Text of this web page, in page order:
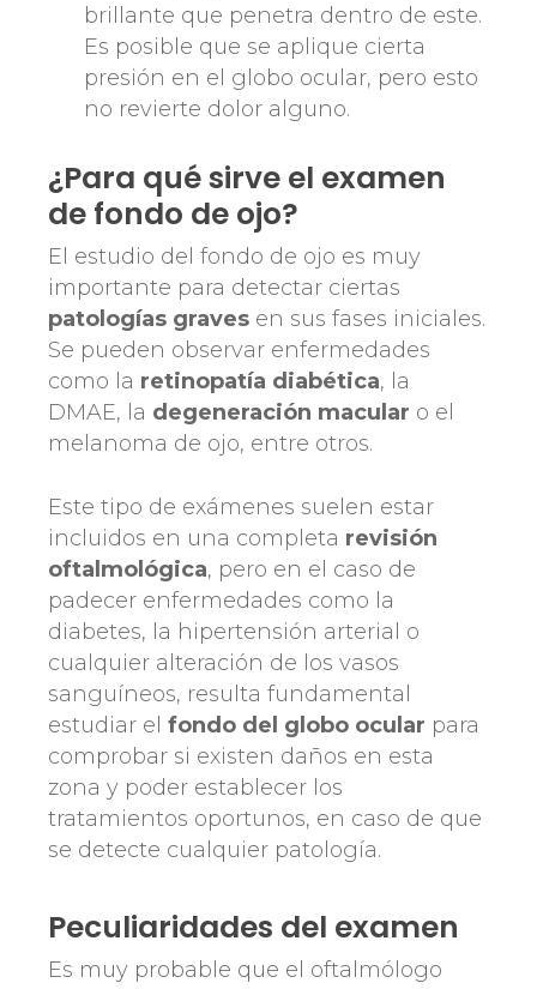
brillante que penetra dentro de este.
Es posible que se aplique cierta
presión en el globo ocular, pero esto
no revierte dolor alguno.
¿Para qué sirve el examen
de fondo de ojo?
El estudio del fondo de ojo es muy
importante para detectar ciertas
patologías graves en sus fases iniciales.
Se pueden observar enfermedades
como la retinopatía diabética, la
DMAE, la degeneración macular o el
melanoma de ojo, entre otros.
Este tipo de exámenes suelen estar
incluidos en una completa revisión
oftalmológica, pero en el caso de
padecer enfermedades como la
diabetes, la hipertensión arterial o
cualquier alteración de los vasos
sanguíneos, resulta fundamental
estudiar elfondo del globo ocular para
comprobar si existen daños en esta
zona y poder establecer los
tratamientos oportunos, en caso de que
se detecte cualquier patología.
Peculiaridades del examen
Es muy probable que el oftalmólogo